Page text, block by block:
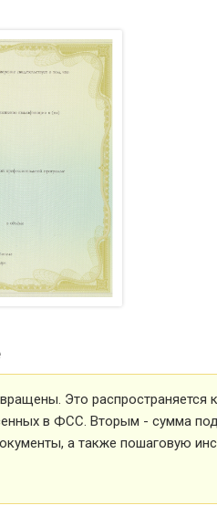
Это распространяется
в ФСС. Вторым - сумма
а также пошаговую